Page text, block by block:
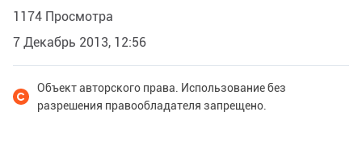
1174 Просмотра
7 Декабрь 2013, 12:56
Объект авторского права. Использование без
разрешения правообладателя запрещено.